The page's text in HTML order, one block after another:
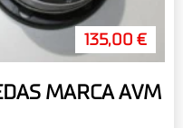
135,00 €
MARCA AVM